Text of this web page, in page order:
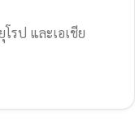
รป และเอเชีย